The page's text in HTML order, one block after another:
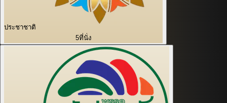
ประชาชาติ
5ที่นั่ง